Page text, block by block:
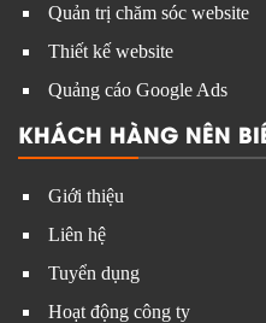
Quản trị chăm sóc website
Thiết kế website
Quảng cáo Google Ads
KHÁCH HÀNG NÊN
Giới thiệu
Liên hệ
Tuyển dụng
Hoạt động công ty